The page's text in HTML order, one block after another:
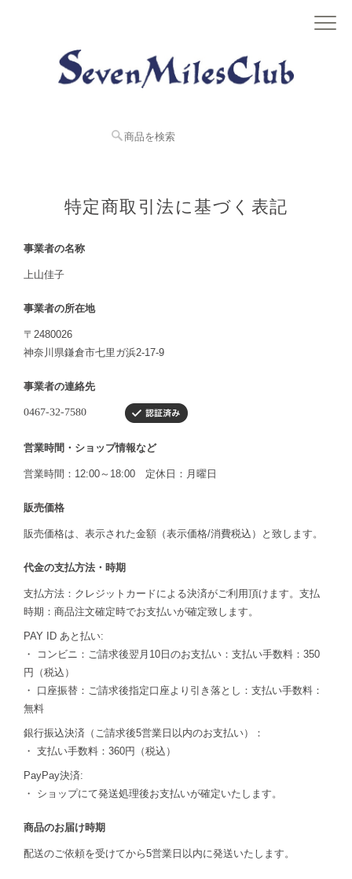
特定商取引法に基づく表記
事業者の名称
上山佳子
事業者の所在地
〒2480026
神奈川県鎌倉市七里ガ浜2-17-9
事業者の連絡先
営業時間・ショップ情報など
営業時間：12:00～18:00 定休日：月曜日
販売価格
販売価格は、表示された金額（表示価格/消費税込）と致します。
代金の支払方法・時期
支払方法：クレジットカードによる決済がご利用頂けます。支払
時期：商品注文確定時でお支払いが確定致します。
PAY ID あと払い:
・ コンビニ：ご請求後翌月10日のお支払い：支払い手数料：350
円（税込）
・ 口座振替：ご請求後指定口座より引き落とし：支払い手数料：
無料
銀行振込決済（ご請求後5営業日以内のお支払い）：
・ 支払い手数料：360円（税込）
PayPay決済:
・ ショップにて発送処理後お支払いが確定いたします。
商品のお届け時期
配送のご依頼を受けてから5営業日以内に発送いたします。